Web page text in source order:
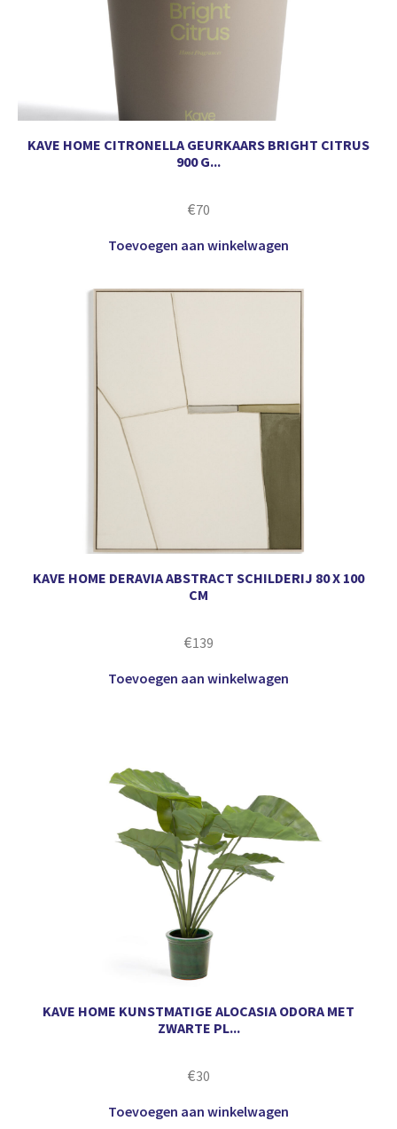
KAVE HOME CITRONELLA GEURKAARS BRIGHT CITRUS
900 G...
€70
Toevoegen aan winkelwagen
KAVE HOME DERAVIA ABSTRACT SCHILDERIJ 80 X 100
CM
€139
Toevoegen aan winkelwagen
KAVE HOME KUNSTMATIGE ALOCASIA ODORA MET
ZWARTE PL...
€30
Toevoegen aan winkelwagen